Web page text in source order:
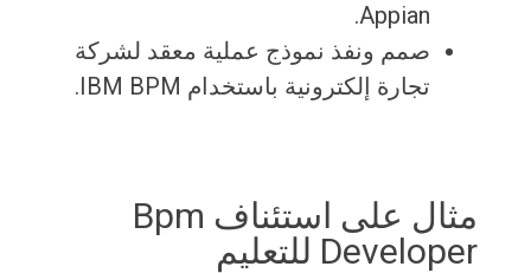
Appian.
صمم ونفذ نموذج عملية معقد لشركة
تجارة إلكترونية باستخدام IBM BPM.
مثال على استئناف Bpm
Developer للتعليم